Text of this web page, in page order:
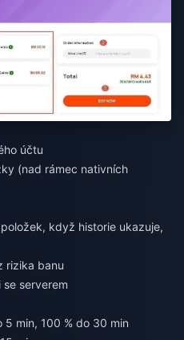
účtu
(nad rámec nativních
když historie ukazuje,
rizika banu
serverem
min, 100 % do 30 min